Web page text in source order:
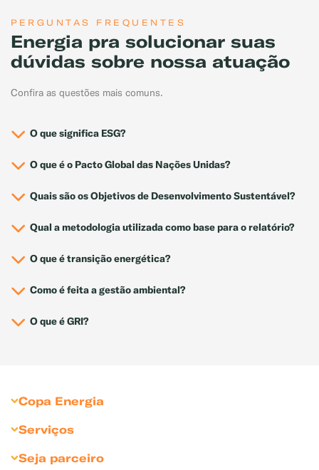
PERGUNTAS FREQUENTES
Energia pra solucionar suas
dúvidas sobre nossa atuação
Confira as questões mais comuns.
O que significa ESG?
O que é o Pacto Global das Nações Unidas?
Quais são os Objetivos de Desenvolvimento Sustentável?
Qual a metodologia utilizada como base para o relatório?
O que é transição energética?
Como é feita a gestão ambiental?
O que é GRI?
Copa Energia
Liquigás
Serviços
Seja parceiro